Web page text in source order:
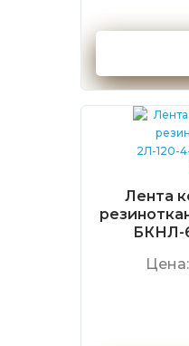
Лента
БКНЛ-
Цена: